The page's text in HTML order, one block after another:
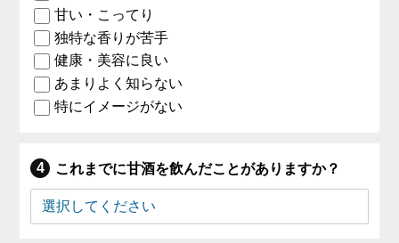
甘い・こってり
独特な香りが苦手
健康・美容に良い
あまりよく知らない
特にイメージがない
これまでに甘酒を飲んだことがありますか？